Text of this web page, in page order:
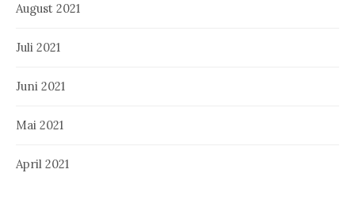
August 2021
Juli 2021
Juni 2021
Mai 2021
April 2021